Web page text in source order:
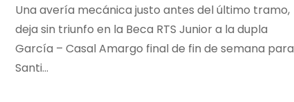
Una avería mecánica justo antes del último tramo,
deja sin triunfo en la Beca RTS Junior a la dupla
García – Casal Amargo final de fin de semana para
Santi…